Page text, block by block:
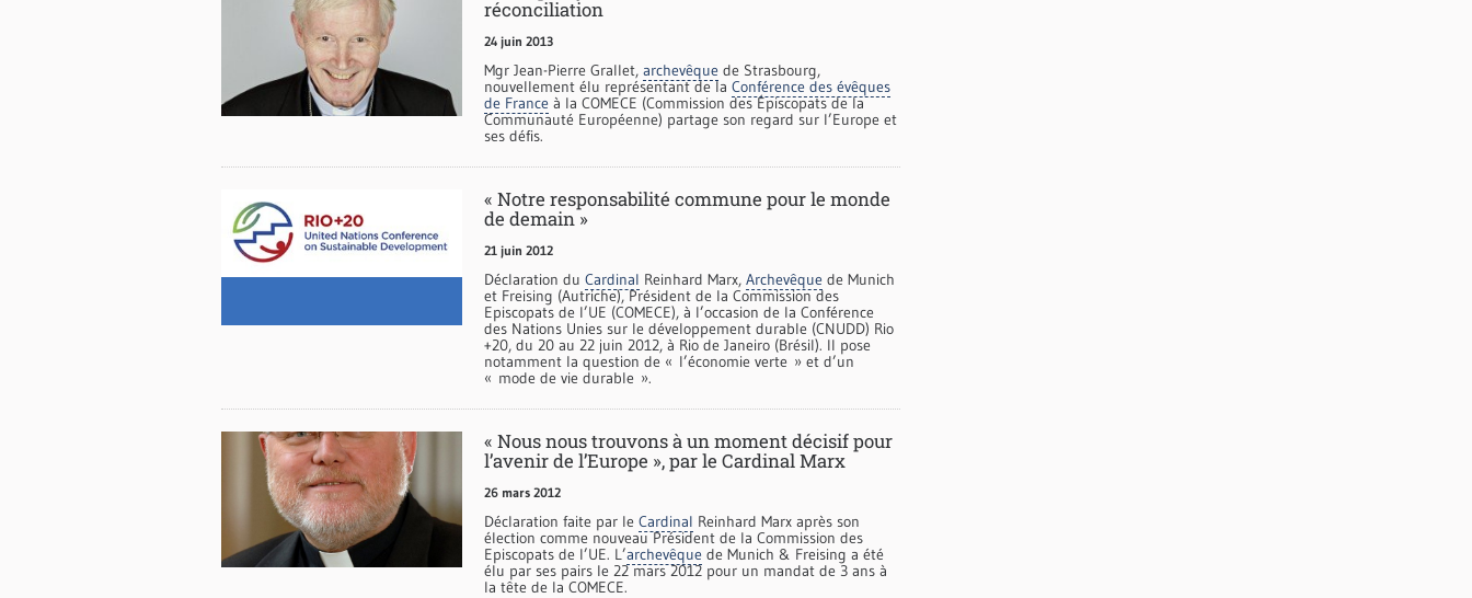
réconciliation
24 juin 2013
Mgr Jean-Pierre Grallet, archevêque de Strasbourg,
nouvellement élu représentant de la Conférence des évêques
de France à la COMECE (Commission des Épiscopats de la
Communauté Européenne) partage son regard sur l’Europe et
ses défis.
« Notre responsabilité commune pour le monde
de demain »
21 juin 2012
Déclaration du Cardinal Reinhard Marx, Archevêque de Munich
et Freising (Autriche), Président de la Commission des
Episcopats de l’UE (COMECE), à l’occasion de la Conférence
des Nations Unies sur le développement durable (CNUDD) Rio
+20, du 20 au 22 juin 2012, à Rio de Janeiro (Brésil). Il pose
notamment la question de « l’économie verte » et d’un
« mode de vie durable ».
« Nous nous trouvons à un moment décisif pour
l’avenir de l’Europe », par le Cardinal Marx
26 mars 2012
Déclaration faite par le Cardinal Reinhard Marx après son
élection comme nouveau Président de la Commission des
Episcopats de l’UE. L’archevêque de Munich & Freising a été
élu par ses pairs le 22 mars 2012 pour un mandat de 3 ans à
la tête de la COMECE.